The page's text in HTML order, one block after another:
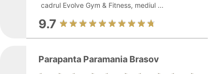
cadrul Evolve Gym & Fitness, mediul ...
9.7
Parapanta Paramania Brasov